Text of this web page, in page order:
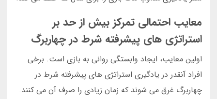
معایب احتمالی تمرکز بیش از حد بر
استراتژی های پیشرفته شرط در چهاربرگ
اولین معایب، ایجاد وابستگی روانی به بازی است. برخی
افراد آنقدر در یادگیری استراتژی های پیشرفته شرط در
چهاربرگ غرق می شوند که زمان زیادی را صرف آن می کنند.